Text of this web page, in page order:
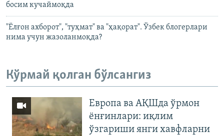
босим кучаймоқда
"Ёлғон ахборот", "туҳмат" ва "ҳақорат". Ўзбек блогерлари
нима учун жазоланмоқда?
Кўрмай қолган бўлсангиз
Европа ва АҚШда ўрмон
ёнғинлари: иқлим
ўзгариши янги хавфларни